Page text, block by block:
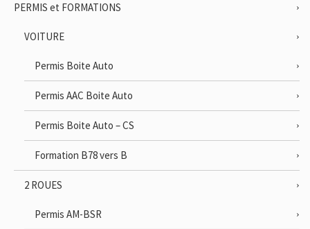
PERMIS et FORMATIONS
VOITURE
Permis Boite Auto
Permis AAC Boite Auto
Permis Boite Auto – CS
Formation B78 vers B
2 ROUES
Permis AM-BSR